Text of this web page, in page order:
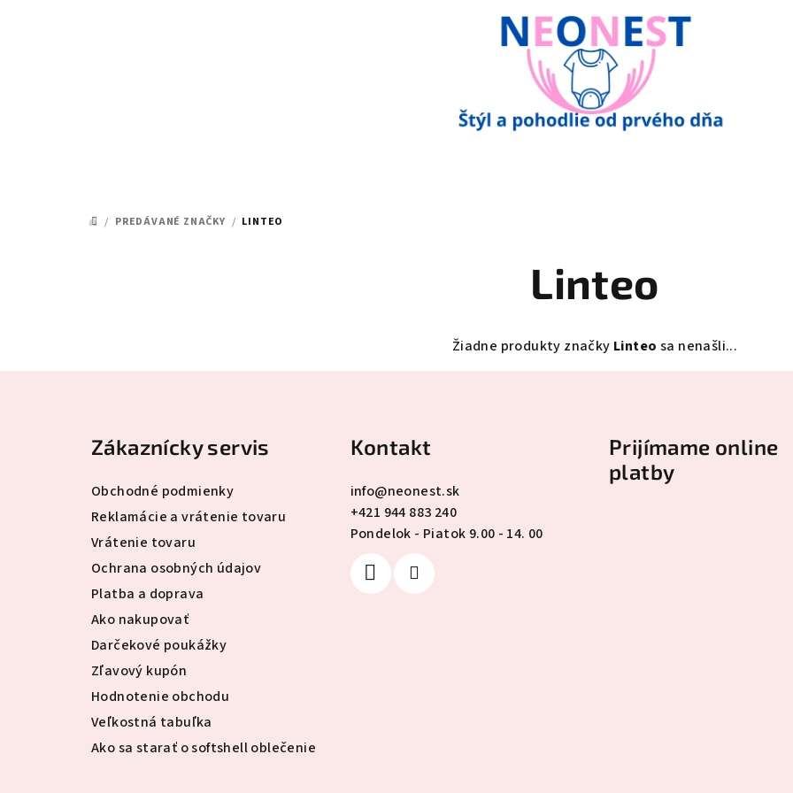
DOMOV
/ PREDÁVANÉ ZNAČKY / LINTEO
Linteo
Žiadne produkty značky Linteo sa nenašli...
Zákaznícky servis
Obchodné podmienky
Reklamácie a vrátenie tovaru
Vrátenie tovaru
Ochrana osobných údajov
Platba a doprava
Ako nakupovať
Darčekové poukážky
Zľavový kupón
Hodnotenie obchodu
Veľkostná tabuľka
Ako sa starať o softshell oblečenie
Kontakt
info@neonest.sk
+421 944 883 240
Pondelok - Piatok 9.00 - 14. 00
Prijímame online
platby